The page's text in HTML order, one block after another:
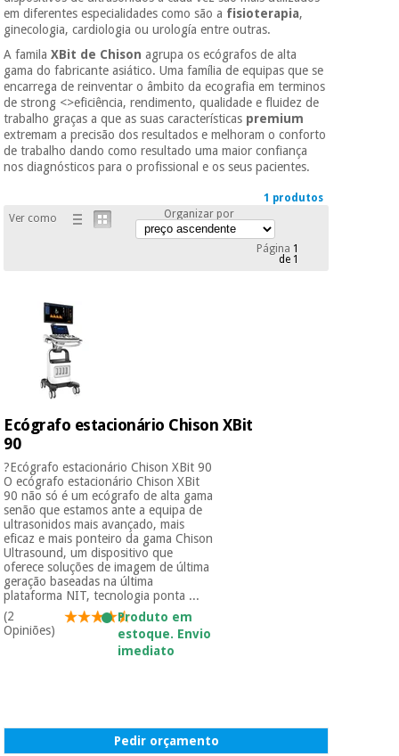
Novidades
Ofertas
Outlet
Fisaude
Fisaude
Aluguer
Medicina
tradicional
chinesa
Mobiliário
clínico
Gabinetes
Aerobic,
fitness
pilates
Desportos
e jogos
Vestuário
sanitário
Veterinária
Ortopedia
Instrumental
Novidades
Ofertas
Fisaude
Academy
Fisaude
Aluguer
Material
médico
sanitário
Medicina
tradicional
chinesa
Mobiliário
terapêuticos
Material de
proteção
essencial
para
coronavirus
Aerobic,
fitness e
pilates
Desportos
e jogos
em diferentes especialidades como são a fisioterapia,
ginecologia, cardiologia ou urología entre outras.
A familaXBit de Chison agrupa os ecógrafos de alta
gama do fabricante asiático. Uma família de equipas que se
encarrega de reinventar o âmbito da ecografia em terminos
de strong <>eficiência, rendimento, qualidade e fluidez de
trabalho graças a que as suas características premium
extremam a precisão dos resultados e melhoram o conforto
de trabalho dando como resultado uma maior confiança
nos diagnósticos para o profissional e os seus pacientes.
1 produtos
Ver como
Organizar por
Página 1
de 1
Ecógrafo estacionário Chison XBit
90
?Ecógrafo estacionário Chison XBit 90
O ecógrafo estacionário Chison XBit
90 não só é um ecógrafo de alta gama
senão que estamos ante a equipa de
ultrasonidos mais avançado, mais
eficaz e mais ponteiro da gama Chison
Ultrasound, um dispositivo que
oferece soluções de imagem de última
geração baseadas na última
plataforma NIT, tecnologia ponta ...
(2
Opiniões)
Produto em
estoque. Envio
imediato
Pedir orçamento